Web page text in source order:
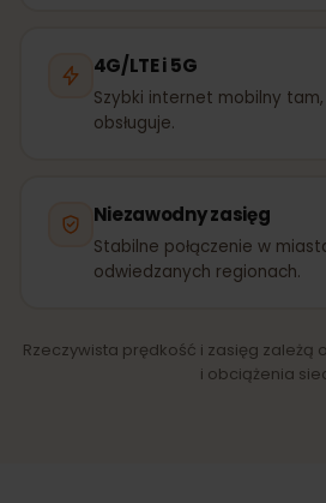
4G/LTE i 5G
Szybki internet mobilny
obsługuje.
Niezawodny zasięg
Stabilne połączenie w
odwiedzanych regionach.
Rzeczywista prędkość i zasięg zależą
i obciążenia